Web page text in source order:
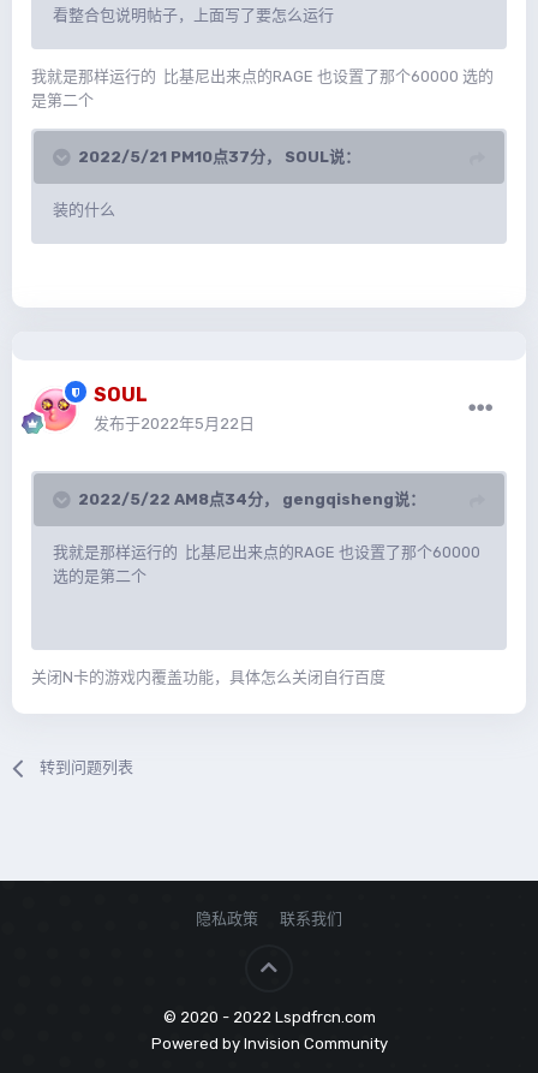
看整合包说明帖子，上面写了要怎么运行
我就是那样运行的 比基尼出来点的RAGE 也设置了那个60000 选的
是第二个
2022/5/21 PM10点37分， SOUL说：
装的什么
SOUL
发布于2022年5月22日
2022/5/22 AM8点34分， gengqisheng说：
我就是那样运行的 比基尼出来点的RAGE 也设置了那个60000
选的是第二个
关闭N卡的游戏内覆盖功能，具体怎么关闭自行百度
转到问题列表
隐私政策 联系我们
© 2020 - 2022 Lspdfrcn.com
Powered by Invision Community